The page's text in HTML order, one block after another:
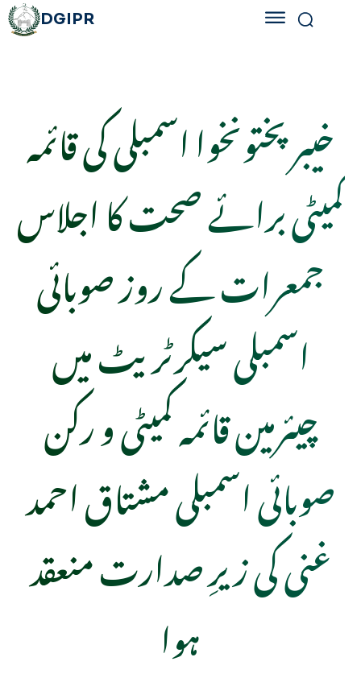
DGIPR
خیبر پختونخوا اسمبلی کی قائمہ
کمیٹی برائے صحت کا اجلاس
جمعرات کے روز صوبائی
اسمبلی سیکرٹریٹ میں
چیئرمین قائمہ کمیٹی و رکن
صوبائی اسمبلی مشتاق احمد
غنی کی زیرِ صدارت منعقد
ہوا